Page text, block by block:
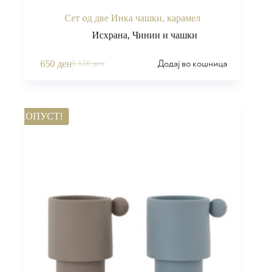
Сет од две Инка чашки, карамел
Исхрана, Чинии и чашки
1.150ден
650 ден Додај во кошница
ПОПУСТ!